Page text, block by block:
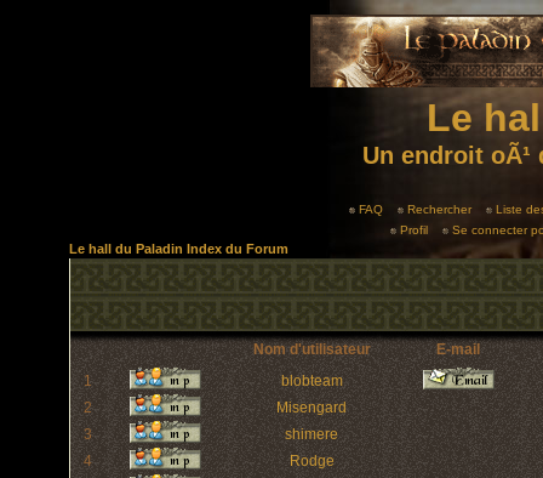
Le
Un endroit
FAQ Rechercher
Liste
Profil
Se connecter
Le hall du Paladin Index du Forum
Nom d'utilisateur
E-mail
1
blobteam
2
Misengard
3
shimere
4
Rodge